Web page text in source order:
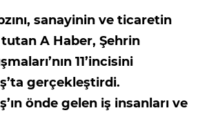
sanayinin ve ticaretin
A Haber, Şehrin
11’incisini
gerçekleştirdi.
önde gelen iş insanları ve